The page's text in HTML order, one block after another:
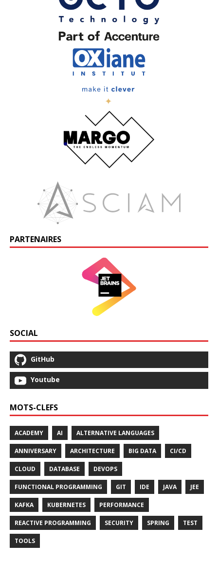
PARTENAIRES
SOCIAL
GitHub
Youtube
MOTS-CLEFS
ACADEMY AI ALTERNATIVE LANGUAGES
ANNIVERSARY ARCHITECTURE BIG DATA CI/CD
CLOUD DATABASE DEVOPS
FUNCTIONAL PROGRAMMING GIT IDE JAVA JEE
KAFKA KUBERNETES PERFORMANCE
REACTIVE PROGRAMMING SECURITY SPRING TEST
TOOLS